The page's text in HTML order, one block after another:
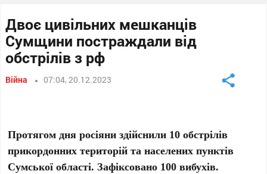
Двоє цивільних мешканців
Сумщини постраждали від
обстрілів з рф
Війна 07:04, 20.12.2023
Протягом дня росіяни здійснили 10 обстрілів
прикордонних територій та населених пунктів
Сумської області. Зафіксовано 100 вибухів.